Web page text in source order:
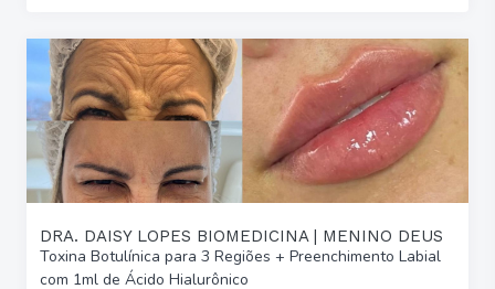
DRA. DAISY LOPES BIOMEDICINA | MENINO DEUS
Toxina Botulínica para 3 Regiões + Preenchimento Labial
com 1ml de Ácido Hialurônico